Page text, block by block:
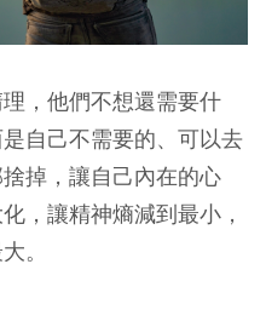
，他們不想還需要什
自己不需要的、可以去
掉，讓自己內在的心
，讓精神熵減到最小，
。